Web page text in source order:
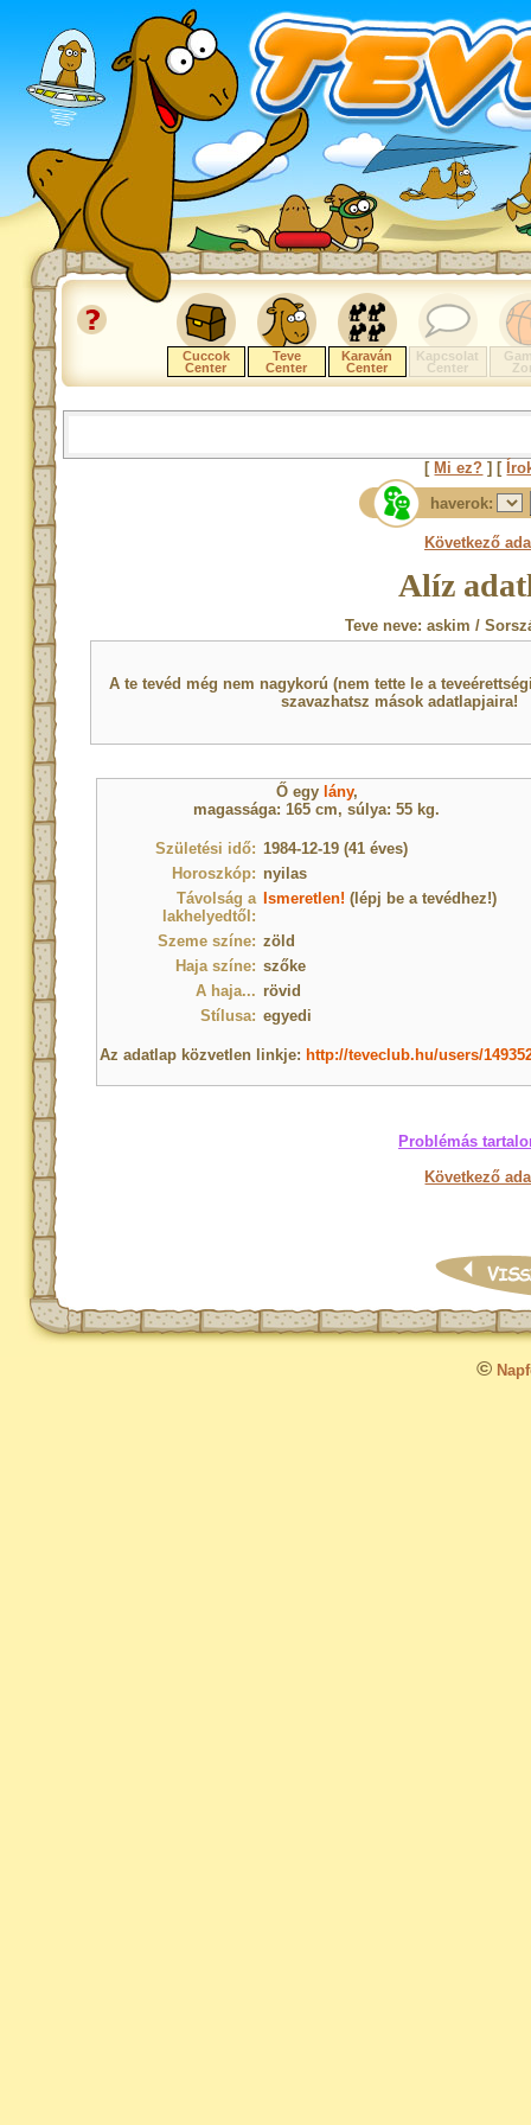
Cuccok
Center
Teve
Center
Karaván
Center
Kapcsolat
Center
[ Mi ez? ] [
haverok:
Következő
Alíz
Teve neve: askim /
A te tevéd még nem nagykorú (nem tette le a
szavazhatsz mások adatlapjaira!
Ő egy lány,
magassága: 165 cm, súlya: 55 kg.
Születési idő: 1984-12-19 (41 éves)
Horoszkóp: nyilas
Távolság a
lakhelyedtől:
Ismeretlen! (lépj be a tevédhez!)
Szeme színe: zöld
Haja színe: szőke
A haja... rövid
Stílusa: egyedi
Az adatlap közvetlen linkje: http://teveclub.hu/users/
Problémás
Következő
©